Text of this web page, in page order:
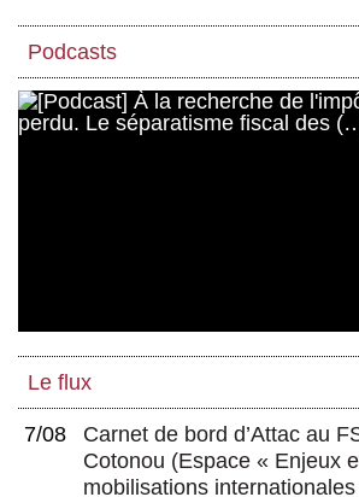
Podcasts
Le flux
7/08
Carnet de bord d’Attac au
Cotonou (Espace « Enjeux
mobilisations internationales